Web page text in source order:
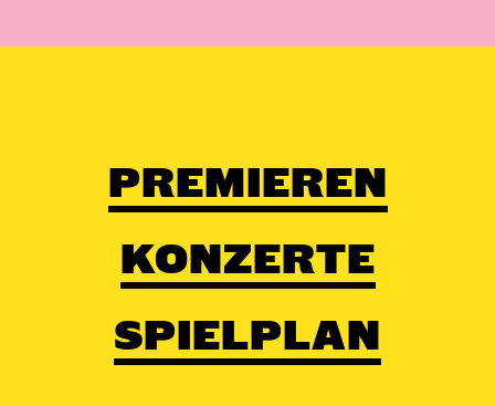
PREMIEREN
KONZERTE
SPIELPLAN